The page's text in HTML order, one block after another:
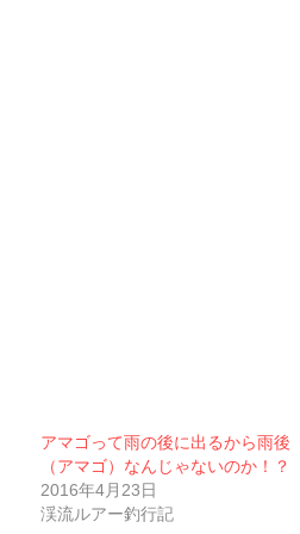
アマゴって雨の後に出るから雨後
（アマゴ）なんじゃないのか！？
2016年4月23日
渓流ルアー釣行記